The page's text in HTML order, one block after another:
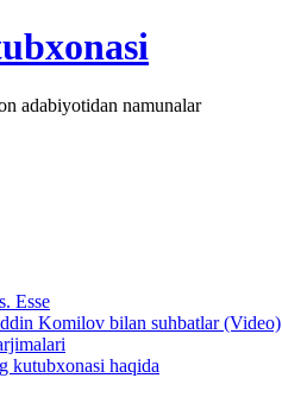
adabiyotidan namunalar
Esse
Komilov bilan suhbatlar (Video)
kutubxonasi haqida